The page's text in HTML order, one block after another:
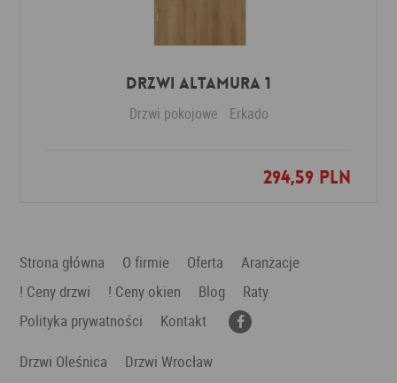
Drzwi Altamura 1
Drzwi pokojowe Erkado
294,59 PLN
Dodaj do ulubionych
Strona główna O firmie Oferta
Aranżacje
! Ceny drzwi
! Ceny okien Blog
Raty
Polityka prywatności
Kontakt
Drzwi Oleśnica
Drzwi Wrocław